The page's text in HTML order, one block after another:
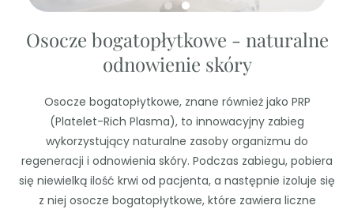
Osocze bogatopłytkowe - naturalne
odnowienie skóry
Osocze bogatopłytkowe, znane również jako PRP
(Platelet-Rich Plasma), to innowacyjny zabieg
wykorzystujący naturalne zasoby organizmu do
regeneracji i odnowienia skóry. Podczas zabiegu, pobiera
się niewielką ilość krwi od pacjenta, a następnie izoluje się
z niej osocze bogatopłytkowe, które zawiera liczne